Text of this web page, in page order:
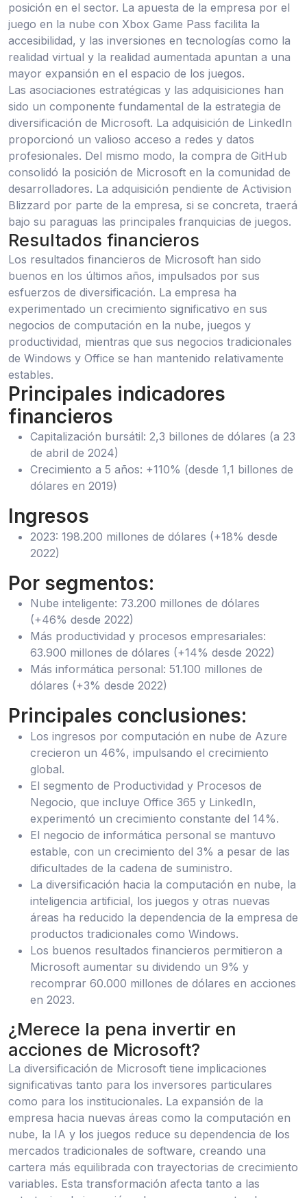
posición en el sector. La apuesta de la empresa por el
juego en la nube con Xbox Game Pass facilita la
accesibilidad, y las inversiones en tecnologías como la
realidad virtual y la realidad aumentada apuntan a una
mayor expansión en el espacio de los juegos.
Las asociaciones estratégicas y las adquisiciones han
sido un componente fundamental de la estrategia de
diversificación de Microsoft. La adquisición de LinkedIn
proporcionó un valioso acceso a redes y datos
profesionales. Del mismo modo, la compra de GitHub
consolidó la posición de Microsoft en la comunidad de
desarrolladores. La adquisición pendiente de Activision
Blizzard por parte de la empresa, si se concreta, traerá
bajo su paraguas las principales franquicias de juegos.
Resultados financieros
Los resultados financieros de Microsoft han sido
buenos en los últimos años, impulsados por sus
esfuerzos de diversificación. La empresa ha
experimentado un crecimiento significativo en sus
negocios de computación en la nube, juegos y
productividad, mientras que sus negocios tradicionales
de Windows y Office se han mantenido relativamente
estables.
Principales indicadores
financieros
Capitalización bursátil: 2,3 billones de dólares (a 23
de abril de 2024)
Crecimiento a 5 años: +110% (desde 1,1 billones de
dólares en 2019)
Ingresos
2023: 198.200 millones de dólares (+18% desde
2022)
Por segmentos:
Nube inteligente: 73.200 millones de dólares
(+46% desde 2022)
Más productividad y procesos empresariales:
63.900 millones de dólares (+14% desde 2022)
Más informática personal: 51.100 millones de
dólares (+3% desde 2022)
Principales conclusiones:
Los ingresos por computación en nube de Azure
crecieron un 46%, impulsando el crecimiento
global.
El segmento de Productividad y Procesos de
Negocio, que incluye Office 365 y LinkedIn,
experimentó un crecimiento constante del 14%.
El negocio de informática personal se mantuvo
estable, con un crecimiento del 3% a pesar de las
dificultades de la cadena de suministro.
La diversificación hacia la computación en nube, la
inteligencia artificial, los juegos y otras nuevas
áreas ha reducido la dependencia de la empresa de
productos tradicionales como Windows.
Los buenos resultados financieros permitieron a
Microsoft aumentar su dividendo un 9% y
recomprar 60.000 millones de dólares en acciones
en 2023.
¿Merece la pena invertir en
acciones de Microsoft?
La diversificación de Microsoft tiene implicaciones
significativas tanto para los inversores particulares
como para los institucionales. La expansión de la
empresa hacia nuevas áreas como la computación en
nube, la IA y los juegos reduce su dependencia de los
mercados tradicionales de software, creando una
cartera más equilibrada con trayectorias de crecimiento
variables. Esta transformación afecta tanto a las